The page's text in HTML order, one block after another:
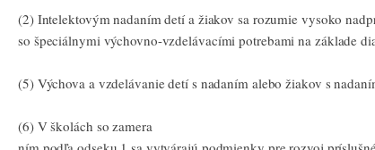
(2) Intelektovým nadaním detí a žiakov sa rozumie vysoko
so špeciálnymi výchovno-vzdelávacími potrebami na základe
(5) Výchova a vzdelávanie detí s nadaním alebo žiakov s
(6) V školách so zamera